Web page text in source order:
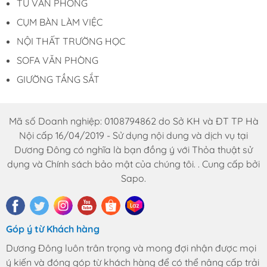
melamine 1m8 giá rẻ
tại Dương Đông
Giá sản phẩm cạnh tranh với những nơi khác
Chất lượng sản phẩm đảm bảo, tháo lắp
đình
Đội nhân viên tư vấn và lắp đặt chuyên
nghiệp
Hàng có sẵn, giao ngay trong ngày, đáp ứng
mọi nhu cầu khách hàng
Nhiều sản phẩm mới, chất lượng được cập
nhật thường xuyên
Nhận đặt hàng theo yêu cầu của khách
THÔNG TIN LIÊN HỆ
TỦ VĂN PHÒNG
CỤM BÀN LÀM VIỆC
NỘI THẤT TRƯỜNG HỌC
SOFA VĂN PHÒNG
GIƯỜNG TẦNG SẮT
Mã số Doanh nghiệp: 0108794862 do Sở KH và ĐT TP Hà
Nội cấp 16/04/2019 - Sử dụng nội dung và dịch vụ tại
Dương Đông có nghĩa là bạn đồng ý với Thỏa thuật sử
dụng và Chính sách bảo mật của chúng tôi. . Cung cấp bởi
Sapo.
Góp ý từ Khách hàng
Dương Đông luôn trân trọng và mong đợi nhận được mọi
ý kiến và đóng góp từ khách hàng để có thể nâng cấp trải